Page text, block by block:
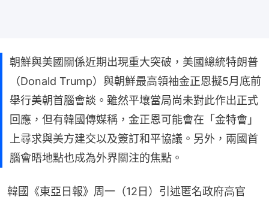
朝鮮與美國關係近期出現重大突破，美國總統特朗普
（Donald Trump）與朝鮮最高領袖金正恩擬5月底前
舉行美朝首腦會談。雖然平壤當局尚未對此作出正式
回應，但有韓國傳媒稱，金正恩可能會在「金特會」
上尋求與美方建交以及簽訂和平協議。另外，兩國首
腦會晤地點也成為外界關注的焦點。
韓國《東亞日報》周一（12日）引述匿名政府高官